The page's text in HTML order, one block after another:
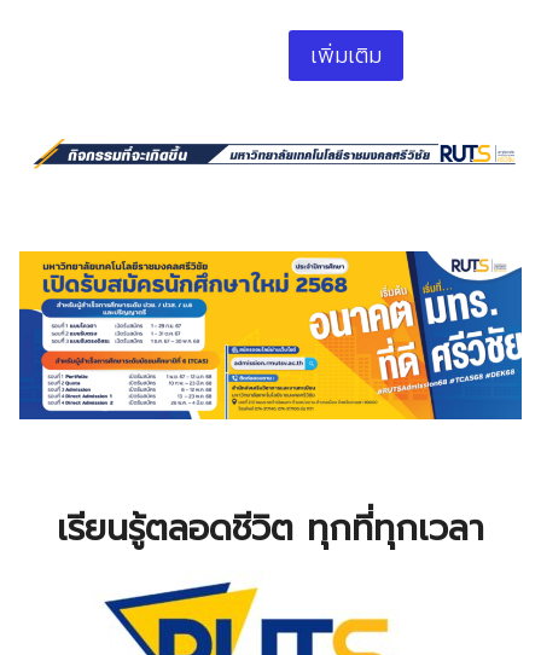
เพิ่มเติม
เรียนรู้ตลอดชีวิต ทุกที่ทุกเวลา